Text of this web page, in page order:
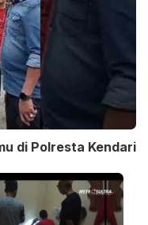
di Polresta Kendari